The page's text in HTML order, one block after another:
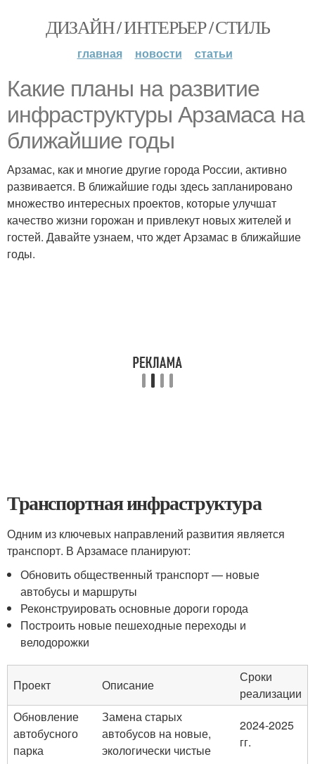
ДИЗАЙН / ИНТЕРЬЕР / СТИЛЬ
главная новости статьи
Какие планы на развитие
инфраструктуры Арзамаса на
ближайшие годы
Арзамас, как и многие другие города России, активно
развивается. В ближайшие годы здесь запланировано
множество интересных проектов, которые улучшат
качество жизни горожан и привлекут новых жителей и
гостей. Давайте узнаем, что ждет Арзамас в ближайшие
годы.
Транспортная инфраструктура
Одним из ключевых направлений развития является
транспорт. В Арзамасе планируют:
Обновить общественный транспорт — новые
автобусы и маршруты
Реконструировать основные дороги города
Построить новые пешеходные переходы и
велодорожки
Проект Описание
Сроки
реализации
Обновление
автобусного
парка
Замена старых
автобусов на новые,
экологически чистые
2024-2025
гг.